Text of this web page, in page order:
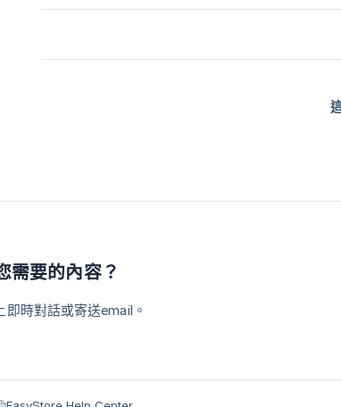
需要的內容？
即時對話或寄送email。